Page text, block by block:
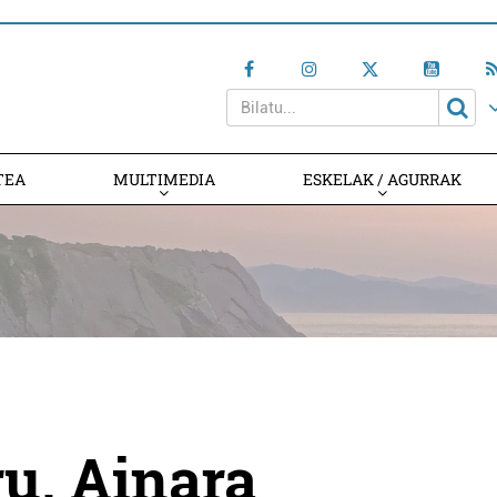
MULTIMEDIA ESKELAK / AGURRAK
Ainara